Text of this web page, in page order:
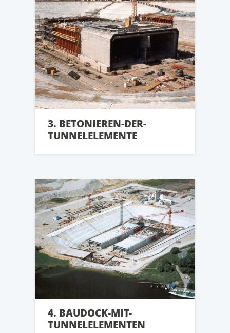
3. BETONIEREN-DER-
TUNNELELEMENTE
4. BAUDOCK-MIT-
TUNNELELEMENTEN